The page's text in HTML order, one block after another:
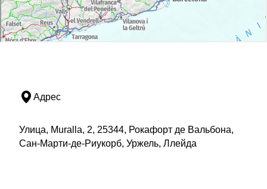
Адрес
Улица, Muralla, 2, 25344, Рокафорт де Вальбона,
Сан-Марти-де-Риукорб, Уржель, Ллейда